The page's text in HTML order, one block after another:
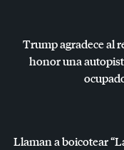
Trump agradece al
honor una
Llaman a boicotear